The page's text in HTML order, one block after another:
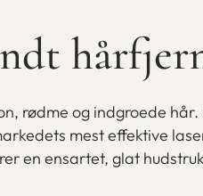
rødme og indgroede
mest effektive
en ensartet, glat